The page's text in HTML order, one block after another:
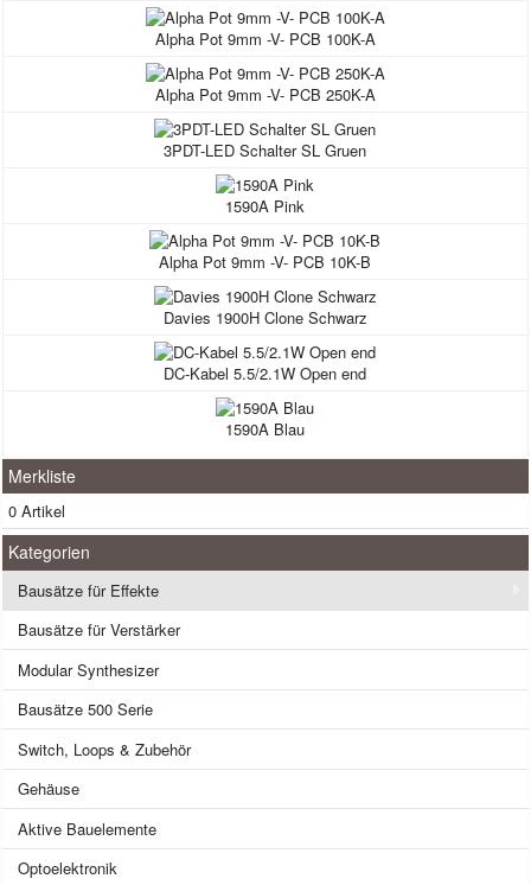
Alpha Pot 9mm -V- PCB 100K-A
Alpha Pot 9mm -V- PCB 250K-A
3PDT-LED Schalter SL Gruen
1590A Pink
Alpha Pot 9mm -V- PCB 10K-B
Davies 1900H Clone Schwarz
DC-Kabel 5.5/2.1W Open end
1590A Blau
Merkliste
0 Artikel
Kategorien
Bausätze für Effekte
Bausätze für Verstärker
Modular Synthesizer
Bausätze 500 Serie
Switch, Loops & Zubehör
Gehäuse
Aktive Bauelemente
Optoelektronik